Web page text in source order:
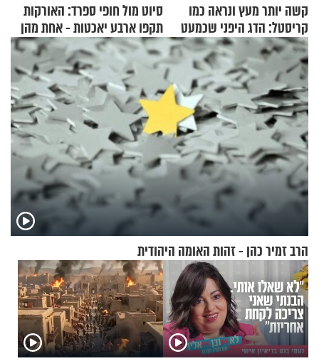
קשה יותר מעץ ונראה כמו
קריסטל: הדג היפני שכמעט
בלתי אפשרי לחתוך
סיוט מול חופי ספרד: האורקות
תקפו ארבע יאכטות - אחת מהן
טבעה
הרב זמיר כהן - זהות האומה היהודית